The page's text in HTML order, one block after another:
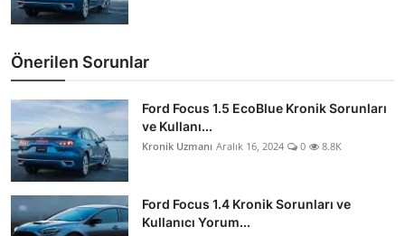
Önerilen Sorunlar
Ford Focus 1.5 EcoBlue Kronik Sorunları
ve Kullanı...
Kronik Uzmanı Aralık 16, 2024 0 8.8K
Ford Focus 1.4 Kronik Sorunları ve
Kullanıcı Yorum...